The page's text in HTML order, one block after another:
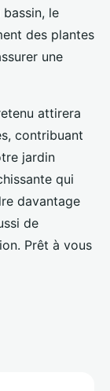
le
des plantes
une
attirera
contribuant
jardin
qui
davantage
de
Prêt à vous